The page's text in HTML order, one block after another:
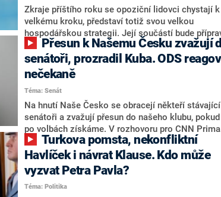
Zkraje příštího roku se opoziční lidovci chystají k
velkému kroku, představí totiž svou velkou
hospodářskou strategii. Její součástí bude
stárnutí populace, řekl ve středu na setkání s
nový předseda lidovců Jan Grolich. Ten zároveň v
senátních volbách kandiduje ve Vyškově. Popsal i
aktivitu opozice, o níž vládní strany nebo političtí
komentátoři mluví jako o slabé a v defenzivě. „Je
úmorná práce upozorňovat na chyby vlády.
námi navíc nechodí do debat. Chceme ale
svoje témata,“ odpověděl Grolich na dotaz CNN
NEWS.
senátoři, prozradil Kuba. ODS
nečekaně
Téma: Senát
Na hnutí Naše Česko se obracejí někteří stávající
senátoři a zvažují přesun do našeho klubu,
po volbách získáme. V rozhovoru pro CNN Prima
NEWS to řekl zakladatel hnutí a jihočeský hejtman
Martin Kuba. Konkrétní nebyl, ale získat by takto
například senátora Zdeňka Hrabu, který je dnes
součástí klubu ODS a TOP 09. Hraba to na dotaz
redakce nevyloučil. Předseda klubu senátorů ODS
Havlíček i návrat Klause. Kdo může
vyzvat Petra Pavla?
Téma: Politika